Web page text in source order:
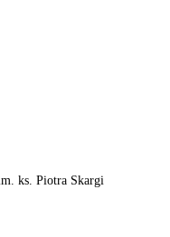
ks. Piotra Skargi